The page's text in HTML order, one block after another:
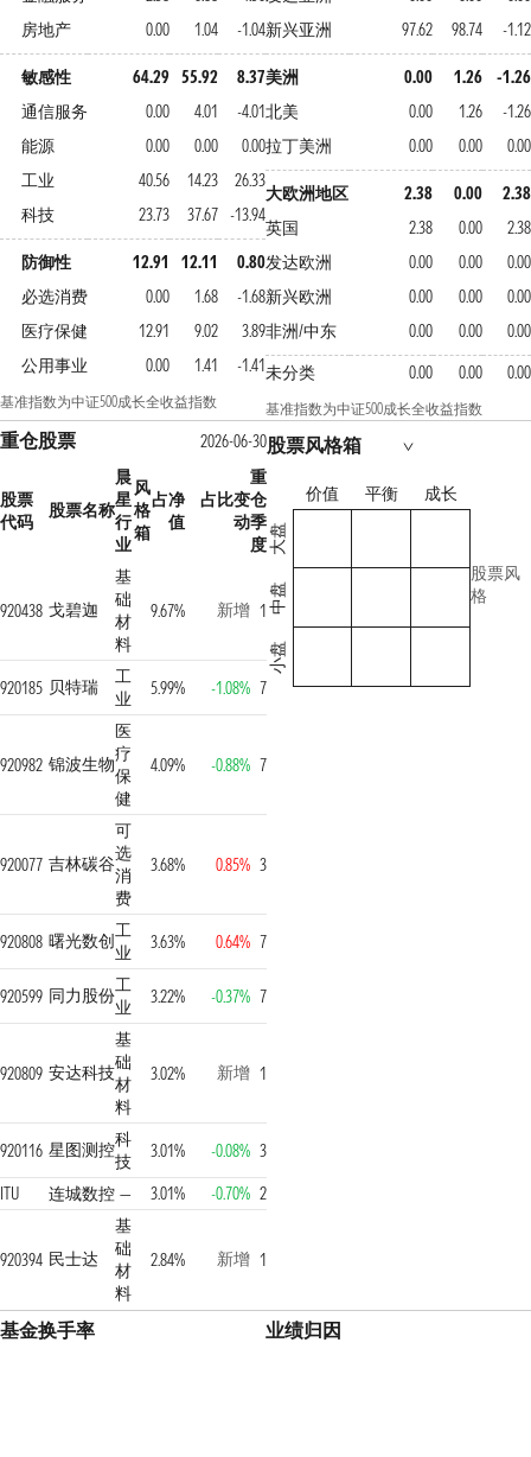
房地产
0.00 1.04 -1.04
敏感性 64.29 55.92
8.37
通信服务
0.00 4.01
-4.01
能源
0.00 0.00
0.00
工业
40.56 14.23
26.33
科技
23.73 37.67 -13.94
防御性 12.91 12.11
0.80
必选消费
0.00 1.68
-1.68
医疗保健
12.91 9.02
3.89
公用事业
0.00 1.41 -1.41
基准指数为中证500成长全收益指数
新兴亚洲
97.62 98.74 -1.12
美洲 0.00 1.26
-1.26
北美
0.00 1.26
-1.26
拉丁美洲
0.00 0.00 0.00
大欧洲地区 2.38 0.00
2.38
英国
2.38 0.00
2.38
发达欧洲
0.00 0.00
0.00
新兴欧洲
0.00 0.00
0.00
非洲/中东
0.00 0.00
0.00
未分类
0.00 0.00 0.00
基准指数为中证500成长全收益指数
重仓股票 2026-06-30
股票
代码
股票名称
晨
星
行
业
风
格
箱
占净
值
占比变
动
重
仓
季
度
920438 戈碧迦
基
础
材
料
9.67% 新增 1
920185 贝特瑞
工
业
5.99% -1.08% 7
920982 锦波生物
医
疗
保
健
4.09% -0.88% 7
920077 吉林碳谷
可
选
消
费
3.68% 0.85% 3
920808 曙光数创工
业
3.63% 0.64% 7
920599 同力股份工
业
3.22% -0.37% 7
920809 安达科技
基
础
材
料
3.02% 新增 1
920116 星图测控科
技
3.01% -0.08% 3
ITU
连城数控 — 3.01% -0.70% 2
920394 民士达
基
础
材
料
2.84% 新增 1
股票风格箱
价值 平衡 成长
大盘
中盘
小盘
股票风
格
基金换手率 业绩归因